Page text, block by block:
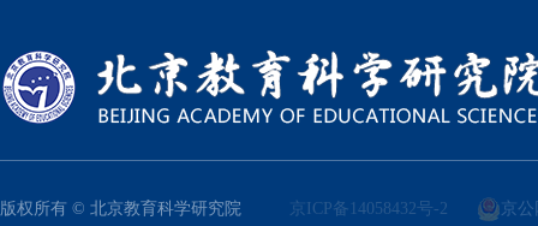
版权所有 © 北京教育科学研究院 京ICP备14058432号-2 京